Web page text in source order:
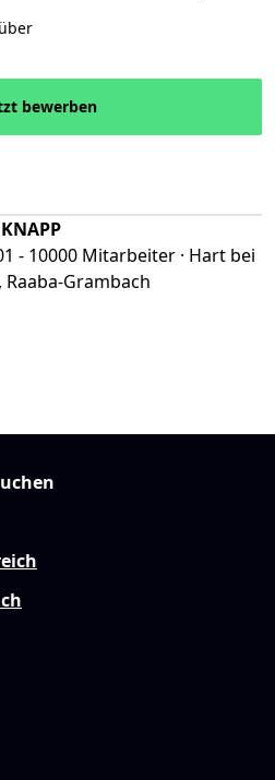
bewerben
KNAPP
- 10000 Mitarbeiter · Hart bei
Raaba-Grambach